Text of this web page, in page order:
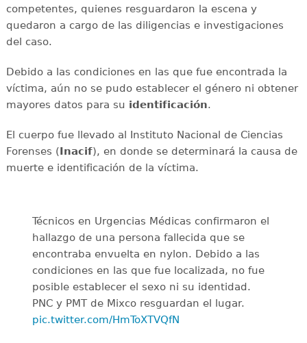
competentes, quienes resguardaron la escena y
quedaron a cargo de las diligencias e investigaciones
del caso.
Debido a las condiciones en las que fue encontrada la
víctima, aún no se pudo establecer el género ni obtener
mayores datos para su identificación.
El cuerpo fue llevado al Instituto Nacional de Ciencias
Forenses (Inacif), en donde se determinará la causa de
muerte e identificación de la víctima.
Técnicos en Urgencias Médicas confirmaron el
hallazgo de una persona fallecida que se
encontraba envuelta en nylon. Debido a las
condiciones en las que fue localizada, no fue
posible establecer el sexo ni su identidad.
PNC y PMT de Mixco resguardan el lugar.
pic.twitter.com/HmToXTVQfN